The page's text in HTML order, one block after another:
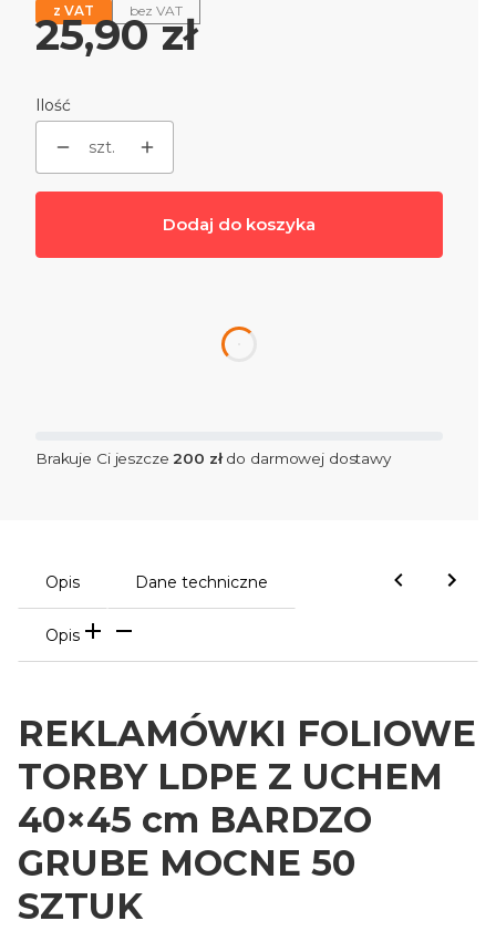
z VAT bez VAT
Cena
25,90 zł
Ilość
szt.
Dodaj do koszyka
dnia
Brakuje Ci jeszcze 200 złdo darmowej dostawy
Opis Dane techniczne
Opis
REKLAMÓWKI FOLIOWE
TORBY LDPE Z UCHEM
40×45 cm BARDZO
GRUBE MOCNE 50
SZTUK